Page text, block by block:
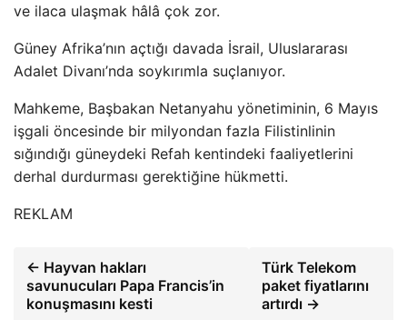
ve ilaca ulaşmak hâlâ çok zor.
Güney Afrika’nın açtığı davada İsrail, Uluslararası
Adalet Divanı’nda soykırımla suçlanıyor.
Mahkeme, Başbakan Netanyahu yönetiminin, 6 Mayıs
işgali öncesinde bir milyondan fazla Filistinlinin
sığındığı güneydeki Refah kentindeki faaliyetlerini
derhal durdurması gerektiğine hükmetti.
REKLAM
← Hayvan hakları
savunucuları Papa Francis’in
konuşmasını kesti
Türk Telekom
paket fiyatlarını
artırdı →